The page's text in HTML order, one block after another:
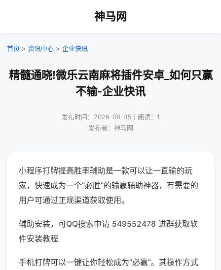
神马网
首页 > 资讯中心 > 企业快讯
精髓通晓!微乐云南麻将插件安卓_如何只赢
不输-企业快讯
发布时间：2026-08-05｜阅读：1
发布者：神马网
小程序打牌提高胜率辅助是一款可以让一直输的玩
家，快速成为一个“必胜”的输赢辅助神器，有需要的
用户可通过正规渠道获取使用。
辅助安装，可QQ搜索申请 549552478 进群获取软
件安装教程
手机打牌可以一键让你轻松成为“必赢”。其操作方式